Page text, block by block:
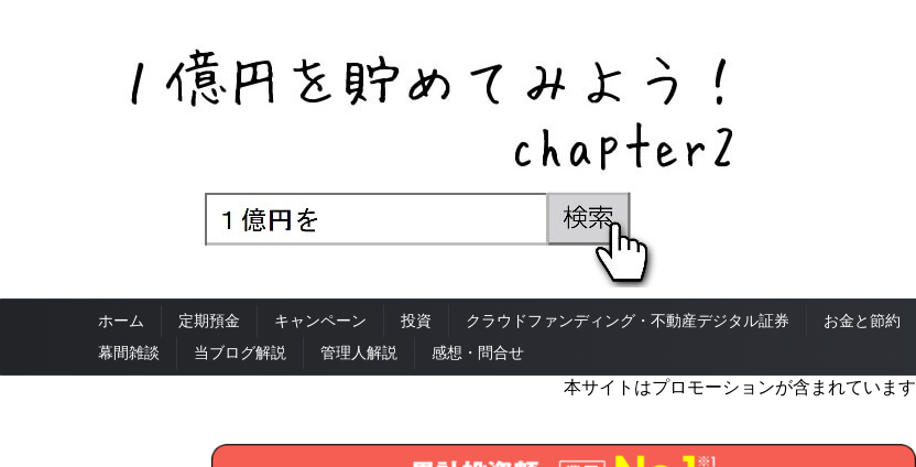
ホーム 定期預金 キャンペーン 投資 クラウドファンディング・不動産デジタル証券 お金と節約
幕間雑談
当ブログ解説 管理人解説 感想・問合せ
本サイトはプロモーションが含まれています